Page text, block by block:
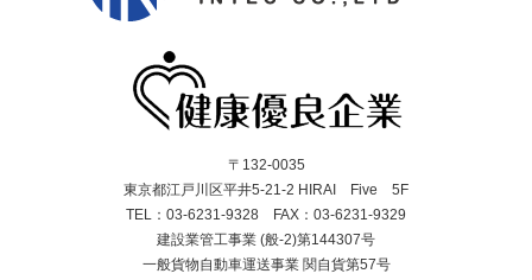
〒132-0035
東京都江戸川区平井5-21-2 HIRAI Five 5F
TEL：03-6231-9328 FAX：03-6231-9329
建設業管工事業 (般-2)第144307号
一般貨物自動車運送事業 関自貨第57号